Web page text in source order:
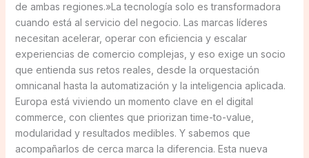
de ambas regiones.»La tecnología solo es transformadora
cuando está al servicio del negocio. Las marcas líderes
necesitan acelerar, operar con eficiencia y escalar
experiencias de comercio complejas, y eso exige un socio
que entienda sus retos reales, desde la orquestación
omnicanal hasta la automatización y la inteligencia aplicada.
Europa está viviendo un momento clave en el digital
commerce, con clientes que priorizan time-to-value,
modularidad y resultados medibles. Y sabemos que
acompañarlos de cerca marca la diferencia. Esta nueva